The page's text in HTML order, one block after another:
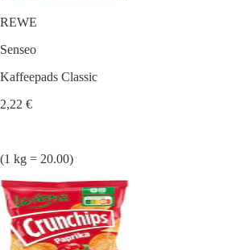
REWE
Senseo
Kaffeepads Classic
2,22 €
(1 kg = 20.00)